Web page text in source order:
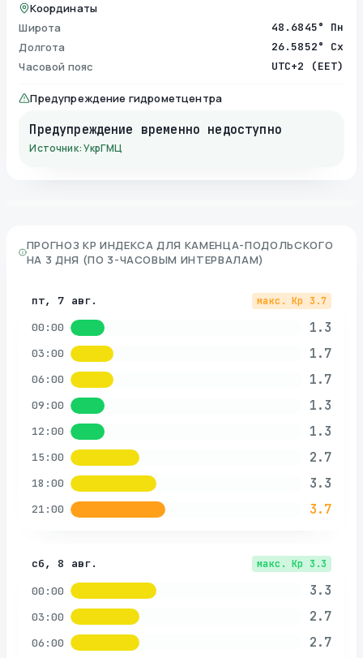
Координаты
Широта
48.6845° Пн
Долгота 26.5852° Сх
Часовой пояс UTC+2 (EET)
Предупреждение гидрометцентра
Предупреждение временно недоступно
Источник: УкрГМЦ
ПРОГНОЗ KP ИНДЕКСА ДЛЯ КАМЕНЦА-ПОДОЛЬСКОГО
НА 3 ДНЯ (ПО 3-ЧАСОВЫМ ИНТЕРВАЛАМ)
пт, 7 авг. макс. Kp 3.7
00:00 1.3
03:00 1.7
06:00 1.7
09:00 1.3
12:00 1.3
15:00 2.7
18:00 3.3
21:00 3.7
сб, 8 авг. макс. Kp 3.3
00:00 3.3
03:00 2.7
06:00 2.7